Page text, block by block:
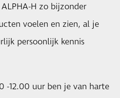
H zo bijzonder
voelen en zien, al je
persoonlijk kennis
-12.00 uur ben je van harte